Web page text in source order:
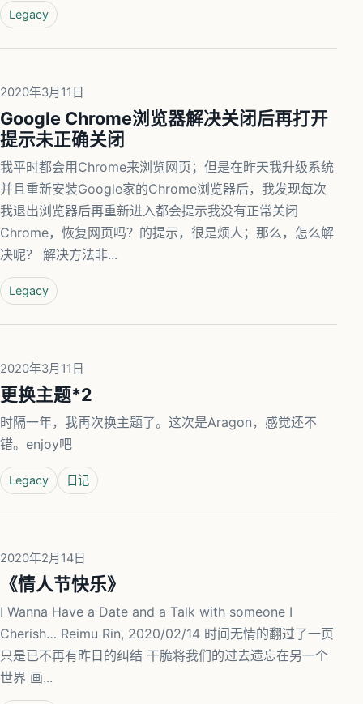
Legacy
2020年3月11日
Google Chrome浏览器解决关闭后再打开
提示未正确关闭
我平时都会用Chrome来浏览网页；但是在昨天我升级系统
并且重新安装Google家的Chrome浏览器后，我发现每次
我退出浏览器后再重新进入都会提示我没有正常关闭
Chrome，恢复网页吗？的提示，很是烦人；那么，怎么解
决呢？ 解决方法非...
Legacy
2020年3月11日
更换主题*2
时隔一年，我再次换主题了。这次是Aragon，感觉还不
错。enjoy吧
Legacy 日记
2020年2月14日
《情人节快乐》
I Wanna Have a Date and a Talk with someone I
Cherish… Reimu Rin, 2020/02/14 时间无情的翻过了一页
只是已不再有昨日的纠结 干脆将我们的过去遗忘在另一个
世界 画...